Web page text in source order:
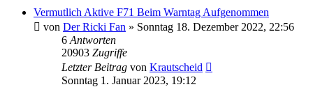
Vermutlich Aktive F71 Beim Warntag Aufgenommen
von Der Ricki Fan » Sonntag 18. Dezember 2022, 22:56
6 Antworten
20903 Zugriffe
Letzter Beitrag von Krautscheid
Sonntag 1. Januar 2023, 19:12